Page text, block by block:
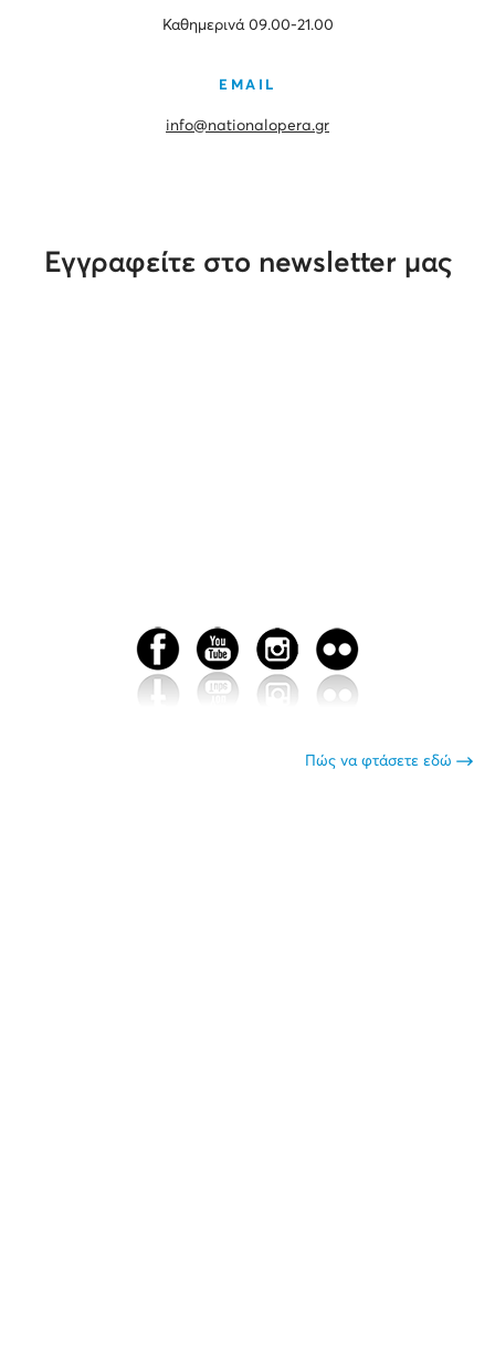
Καθημερινά 09.00-21.00
EMAIL
info@nationalopera.gr
Εγγραφείτε στο newsletter μας
Πώς να φτάσετε εδώ